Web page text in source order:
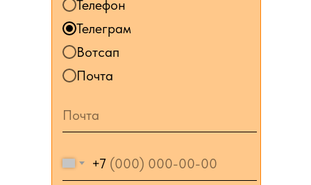
Телефон
Телеграм
Вотсап
Почта
+7